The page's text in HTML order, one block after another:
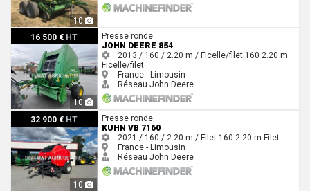
10
16 500 € HT
10
John Deere 854
Presse ronde
JOHN DEERE 854
2013 / 160 / 2.20 m / Ficelle/filet 160 2.20 m
Ficelle/filet
France - Limousin
Réseau John Deere
32 900 € HT
10
Kuhn VB 7160
Presse ronde
KUHN VB 7160
2021 / 160 / 2.20 m / Filet 160 2.20 m Filet
France - Limousin
Réseau John Deere